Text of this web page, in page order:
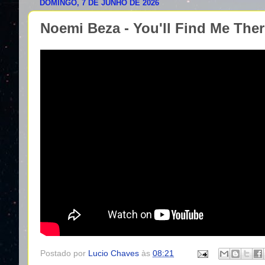
DOMINGO, 7 DE JUNHO DE 2026
Noemi Beza - You'll Find Me
Postado por Lucio Chaves às 08:21